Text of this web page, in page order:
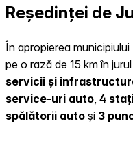
Reședinței de
În apropierea municipiului
pe o rază de 15 km în
servicii și
service-uri auto, 4
spălătorii auto și 3